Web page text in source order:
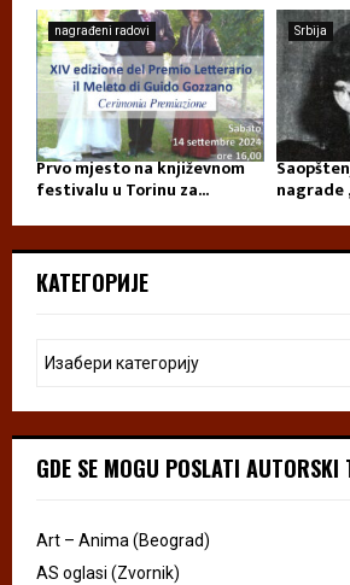
nagrađeni radovi
Prvo mjesto na književnom
festivalu u Torinu za...
Srbija
nagrade
КАТЕГОРИЈЕ
GDE SE MOGU POSLATI AUTORSKI
Art – Anima (Beograd)
AS oglasi (Zvornik)